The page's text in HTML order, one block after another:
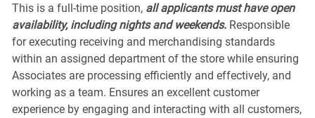
This is a full-time position, all applicants must have open
availability, including nights and weekends.Responsible
for executing receiving and merchandising standards
within an assigned department of the store while ensuring
Associates are processing efficiently and effectively, and
working as a team. Ensures an excellent customer
experience by engaging and interacting with all customers,